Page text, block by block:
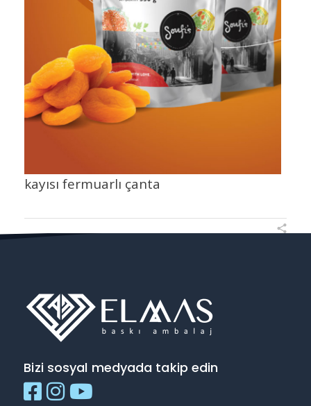
kayısı fermuarlı çanta
Bizi sosyal medyada takip edin